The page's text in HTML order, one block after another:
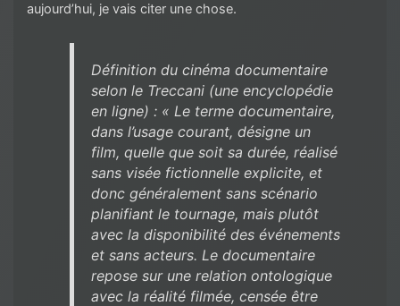
aujourd’hui, je vais citer une chose.
Définition du cinéma documentaire
selon le Treccani (une encyclopédie
en ligne) : « Le terme documentaire,
dans l’usage courant, désigne un
film, quelle que soit sa durée, réalisé
sans visée fictionnelle explicite, et
donc généralement sans scénario
planifiant le tournage, mais plutôt
avec la disponibilité des événements
et sans acteurs. Le documentaire
repose sur une relation ontologique
avec la réalité filmée, censée être